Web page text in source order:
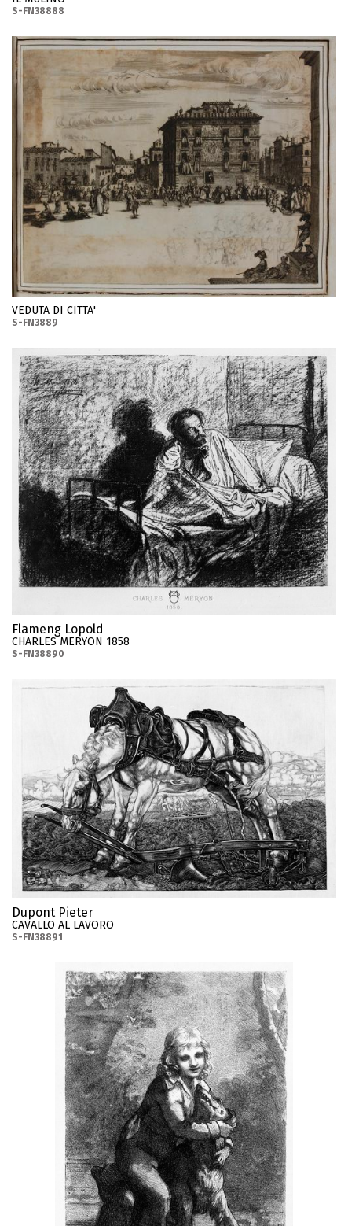
S-FN38888
VEDUTA DI CITTA'
S-FN3889
Flameng Lopold
CHARLES MERYON 1858
S-FN38890
Dupont Pieter
CAVALLO AL LAVORO
S-FN38891